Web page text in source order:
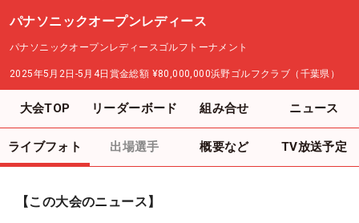
パナソニックオープンレディース
パナソニックオープンレディースゴルフトーナメント
2025年5月2日-5月4日 賞金総額 ¥80,000,000浜野ゴルフクラブ（千葉県）
大会TOP リーダーボード 組み合せ ニュース
ライブフォト 出場選手 概要など TV放送予定
【この大会のニュース】